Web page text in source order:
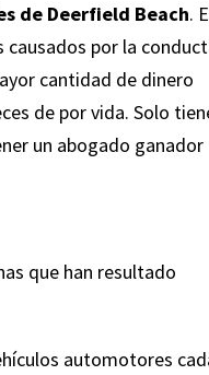
de Deerfield Beach.
causados ​​por la
cantidad de dinero
de por vida. Solo
un abogado ganador
que han resultado
automotores
mientras lo guían
complicadas. Los
Fernando son accesibles
pelean su caso. Los
y definitivamente